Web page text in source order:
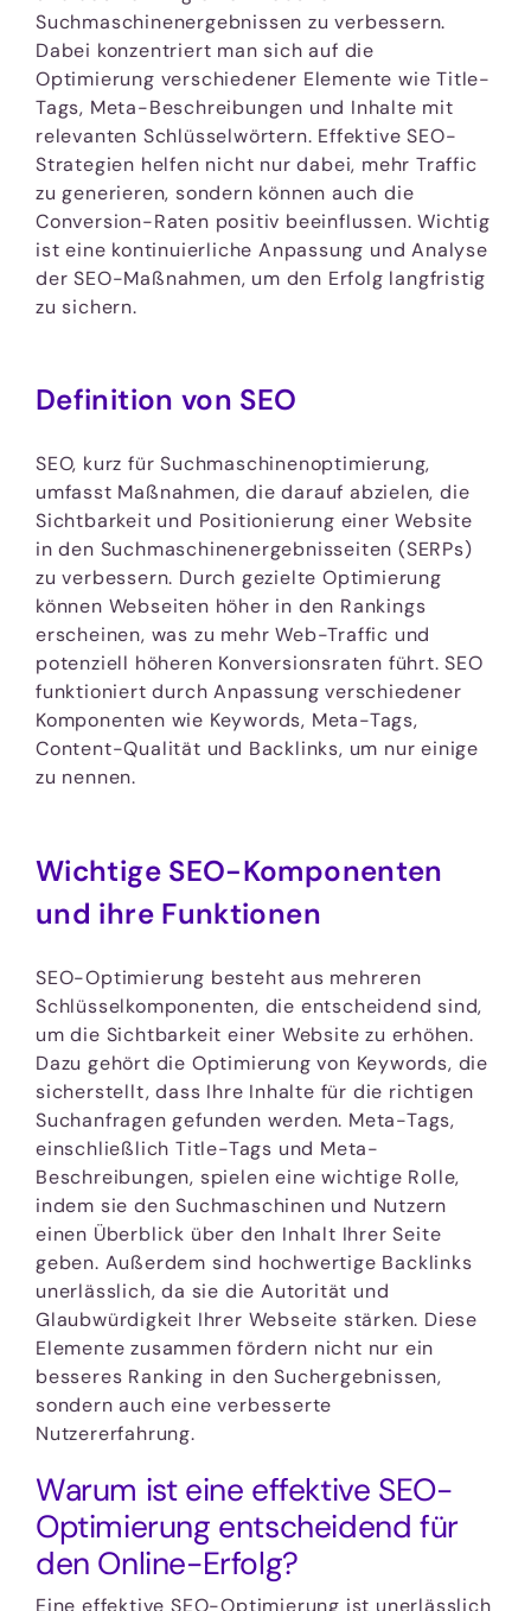
Suchmaschinenergebnissen zu verbessern.
Dabei konzentriert man sich auf die
Optimierung verschiedener Elemente wie Title-
Tags, Meta-Beschreibungen und Inhalte mit
relevanten Schlüsselwörtern. Effektive SEO-
Strategien helfen nicht nur dabei, mehr Traffic
zu generieren, sondern können auch die
Conversion-Raten positiv beeinflussen. Wichtig
ist eine kontinuierliche Anpassung und Analyse
der SEO-Maßnahmen, um den Erfolg langfristig
zu sichern.
Definition von SEO
SEO, kurz für Suchmaschinenoptimierung,
umfasst Maßnahmen, die darauf abzielen, die
Sichtbarkeit und Positionierung einer Website
in den Suchmaschinenergebnisseiten (SERPs)
zu verbessern. Durch gezielte Optimierung
können Webseiten höher in den Rankings
erscheinen, was zu mehr Web-Traffic und
potenziell höheren Konversionsraten führt. SEO
funktioniert durch Anpassung verschiedener
Komponenten wie Keywords, Meta-Tags,
Content-Qualität und Backlinks, um nur einige
zu nennen.
Wichtige SEO-Komponenten
und ihre Funktionen
SEO-Optimierung besteht aus mehreren
Schlüsselkomponenten, die entscheidend sind,
um die Sichtbarkeit einer Website zu erhöhen.
Dazu gehört die Optimierung von Keywords, die
sicherstellt, dass Ihre Inhalte für die richtigen
Suchanfragen gefunden werden. Meta-Tags,
einschließlich Title-Tags und Meta-
Beschreibungen, spielen eine wichtige Rolle,
indem sie den Suchmaschinen und Nutzern
einen Überblick über den Inhalt Ihrer Seite
geben. Außerdem sind hochwertige Backlinks
unerlässlich, da sie die Autorität und
Glaubwürdigkeit Ihrer Webseite stärken. Diese
Elemente zusammen fördern nicht nur ein
besseres Ranking in den Suchergebnissen,
sondern auch eine verbesserte
Nutzererfahrung.
Warum ist eine effektive SEO-
Optimierung entscheidend für
den Online-Erfolg?
Eine effektive SEO-Optimierung ist unerlässlich